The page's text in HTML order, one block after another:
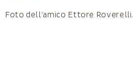
Foto dell’amico Ettore Roverelli.